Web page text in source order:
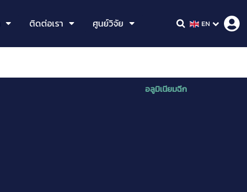
ติดต่อเรา ศูนย์วิจัย EN
อลูมิเนียมฉีก